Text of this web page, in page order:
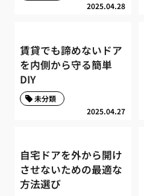
2025.04.28
賃貸でも諦めないドア
を内側から守る簡単
DIY
2025.04.27
未分類
自宅ドアを外から開け
させないための最適な
方法選び